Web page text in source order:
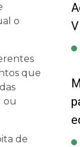
o
que
ou
de